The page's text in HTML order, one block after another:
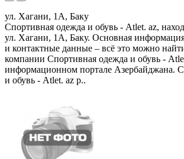
ул. Хагани, 1A, Баку
Спортивная одежда и обувь - Atlet. az,
ул. Хагани, 1A, Баку. Основная
и контактные данные – всё это можно
компании Спортивная одежда и обувь -
информационном портале Азербайджана.
и обувь - Atlet. az р..